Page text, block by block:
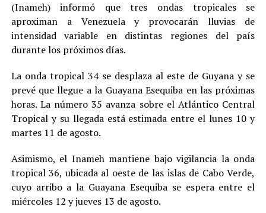
(Inameh) informó que tres ondas tropicales se
aproximan a Venezuela y provocarán lluvias de
intensidad variable en distintas regiones del país
durante los próximos días.
La onda tropical 34 se desplaza al este de Guyana y se
prevé que llegue a la Guayana Esequiba en las próximas
horas. La número 35 avanza sobre el Atlántico Central
Tropical y su llegada está estimada entre el lunes 10 y
martes 11 de agosto.
Asimismo, el Inameh mantiene bajo vigilancia la onda
tropical 36, ubicada al oeste de las islas de Cabo Verde,
cuyo arribo a la Guayana Esequiba se espera entre el
miércoles 12 y jueves 13 de agosto.